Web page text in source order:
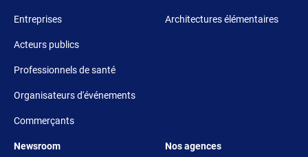
Entreprises
Acteurs publics
Professionnels de santé
Organisateurs d'événements
Commerçants
Architectures élémentaires
Footer 5
Newsroom Footer 6
Nos agences